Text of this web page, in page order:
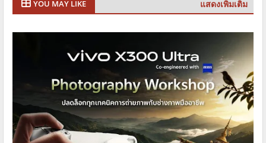
YOU MAY LIKE แสดงเพิ่มเติม